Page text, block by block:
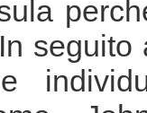
seguito